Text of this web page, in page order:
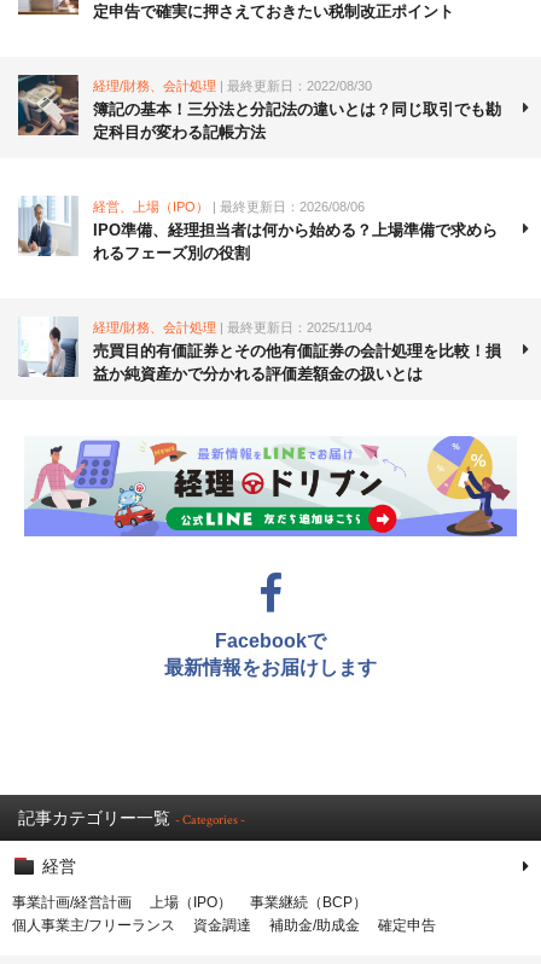
定申告で確実に押さえておきたい税制改正ポイント
経理/財務、会計処理 | 最終更新日：2022/08/30
簿記の基本！三分法と分記法の違いとは？同じ取引でも勘
定科目が変わる記帳方法
経営、上場（IPO） | 最終更新日：2026/08/06
IPO準備、経理担当者は何から始める？上場準備で求めら
れるフェーズ別の役割
経理/財務、会計処理 | 最終更新日：2025/11/04
売買目的有価証券とその他有価証券の会計処理を比較！損
益か純資産かで分かれる評価差額金の扱いとは
Facebookで
最新情報をお届けします
記事カテゴリー一覧 - Categories -
経営
事業計画/経営計画 上場（IPO）
事業継続（BCP）
個人事業主/フリーランス
資金調達 補助金/助成金 確定申告